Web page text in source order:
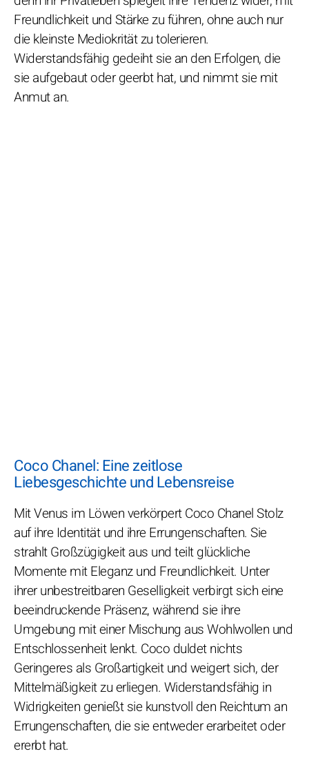
Freundlichkeit und Stärke zu führen, ohne auch nur
die kleinste Mediokrität zu tolerieren.
Widerstandsfähig gedeiht sie an den Erfolgen, die
sie aufgebaut oder geerbt hat, und nimmt sie mit
Anmut an.
Coco Chanel: Eine zeitlose
Liebesgeschichte und Lebensreise
Mit Venus im Löwen verkörpert Coco Chanel Stolz
auf ihre Identität und ihre Errungenschaften. Sie
strahlt Großzügigkeit aus und teilt glückliche
Momente mit Eleganz und Freundlichkeit. Unter
ihrer unbestreitbaren Geselligkeit verbirgt sich eine
beeindruckende Präsenz, während sie ihre
Umgebung mit einer Mischung aus Wohlwollen und
Entschlossenheit lenkt. Coco duldet nichts
Geringeres als Großartigkeit und weigert sich, der
Mittelmäßigkeit zu erliegen. Widerstandsfähig in
Widrigkeiten genießt sie kunstvoll den Reichtum an
Errungenschaften, die sie entweder erarbeitet oder
ererbt hat.